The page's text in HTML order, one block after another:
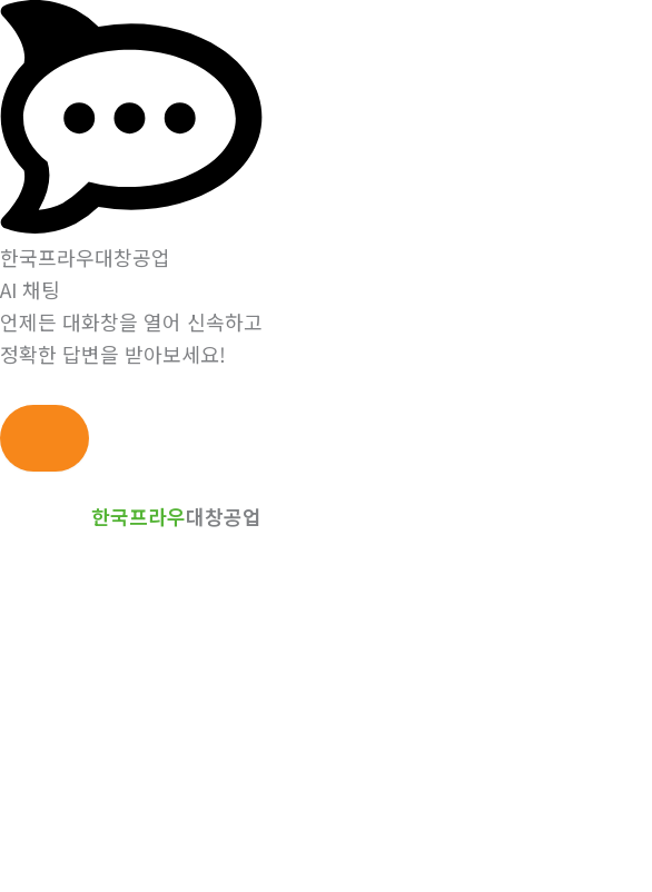
한국프라우대창공업
AI 채팅
언제든 대화창을 열어 신속하고
정확한 답변을 받아보세요!
한국프라우대창공업